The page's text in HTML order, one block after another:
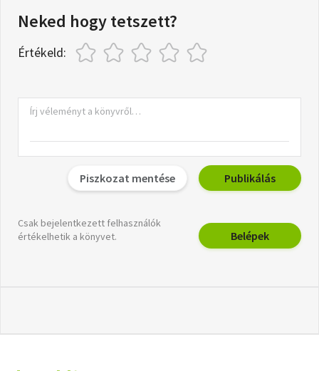
Neked hogy tetszett?
Értékeld:
Piszkozat mentése Publikálás
Csak bejelentkezett felhasználók
értékelhetik a könyvet.
Belépek